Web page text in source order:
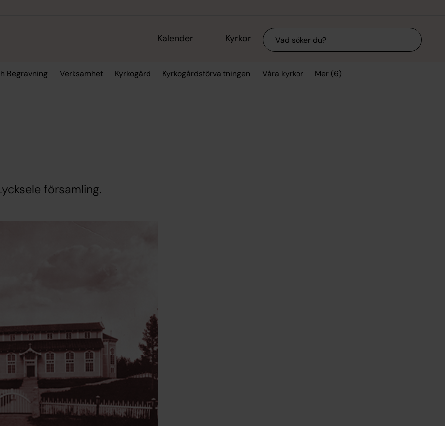
Kalender Kyrkor Sök
Begravning Verksamhet Kyrkogård Kyrkogårdsförvaltningen Våra kyrkor Mer (6)
församling.